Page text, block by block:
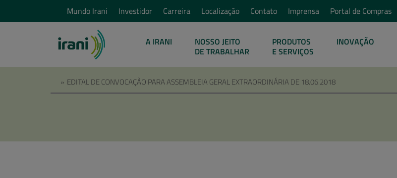
Mundo Irani Investidor Carreira Localização Contato Imprensa Portal de Compras
A IRANI
NOSSO JEITO
DE TRABALHAR
PRODUTOS
E SERVIÇOS
INOVAÇÃO
» EDITAL DE CONVOCAÇÃO PARA ASSEMBLEIA GERAL EXTRAORDINÁRIA DE 18.06.2018